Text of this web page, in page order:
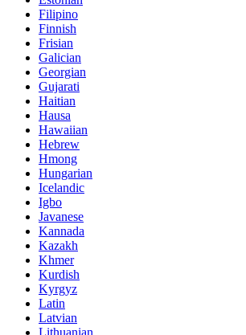
Filipino
Finnish
Frisian
Galician
Georgian
Gujarati
Haitian
Hausa
Hawaiian
Hebrew
Hmong
Hungarian
Icelandic
Igbo
Javanese
Kannada
Kazakh
Khmer
Kurdish
Kyrgyz
Latin
Latvian
Lithuanian